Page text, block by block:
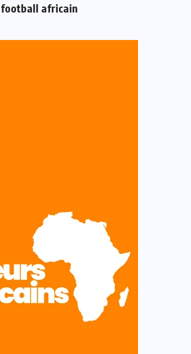
football africain